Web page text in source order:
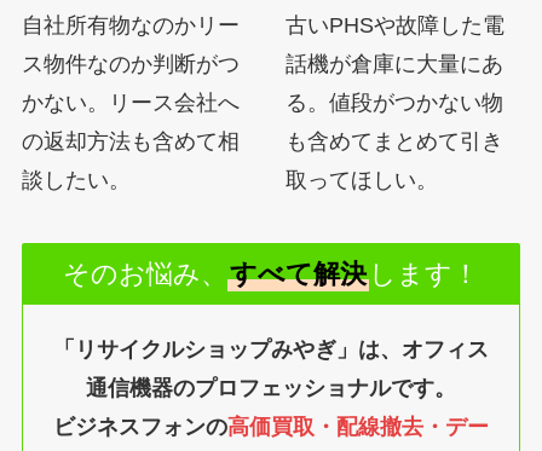
自社所有物なのかリー
ス物件なのか判断がつ
かない。リース会社へ
の返却方法も含めて相
談したい。
古いPHSや故障した電
話機が倉庫に大量にあ
る。値段がつかない物
も含めてまとめて引き
取ってほしい。
そのお悩み、 すべて解決 します！
「リサイクルショップみやぎ」は、オフィス
通信機器のプロフェッショナルです。
ビジネスフォンの高価買取・配線撤去・デー